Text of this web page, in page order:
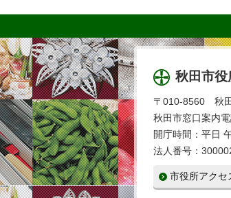
秋田市役
〒010-8560 秋
秋田市窓口案内
開庁時間：平日
法人番号：
市役所アクセ